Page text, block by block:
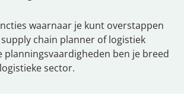
waarnaar je kunt overstappen
chain planner of logistiek
planningsvaardigheden ben je breed
sector.